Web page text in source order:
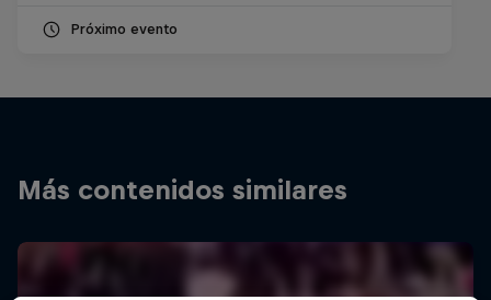
Próximo evento
Más contenidos similares